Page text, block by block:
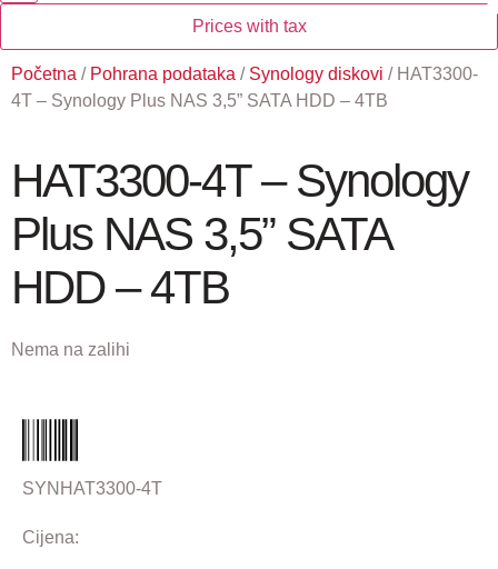
Prices with tax
Početna / Pohrana podataka / Synology diskovi / HAT3300-
4T – Synology Plus NAS 3,5” SATA HDD – 4TB
HAT3300-4T – Synology
Plus NAS 3,5” SATA
HDD – 4TB
Nema na zalihi
SYNHAT3300-4T
Cijena: